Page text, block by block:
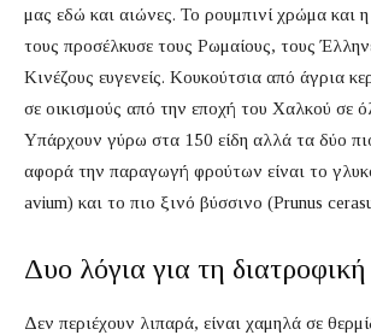
μας εδώ και αιώνες. Το ρουμπινί χρώμα και η
τους προσέλκυσε τους Ρωμαίους, τους
Κινέζους ευγενείς. Κουκούτσια από άγρια
σε οικισμούς από την εποχή του Χαλκού σε
Υπάρχουν γύρω στα 150 είδη αλλά τα δύο
αφορά την παραγωγή φρούτων είναι το
avium) και το πιο ξινό βύσσινο (Prunus
Δυο λόγια για τη διατροφική
Δεν περιέχουν λιπαρά, είναι χαμηλά σε